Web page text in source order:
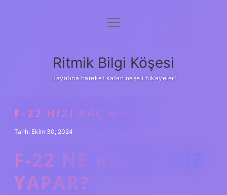
Anasayfa
Yasal Uyarı
menüyü
Ritmik Bilgi Köşesi
Hayatına hareket katan neşeli hikayeler!
F-22 HIZI KAÇ MACH
Tarih: Ekim 30, 2024
F-22 NE KADAR HIZ
YAPAR?